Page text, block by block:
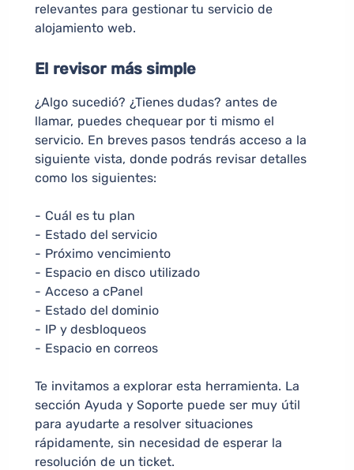
relevantes para gestionar tu servicio de
alojamiento web.
El revisor más simple
¿Algo sucedió? ¿Tienes dudas? antes de
llamar, puedes chequear por ti mismo el
servicio. En breves pasos tendrás acceso a la
siguiente vista, donde podrás revisar detalles
como los siguientes:
- Cuál es tu plan
- Estado del servicio
- Próximo vencimiento
- Espacio en disco utilizado
- Acceso a cPanel
- Estado del dominio
- IP y desbloqueos
- Espacio en correos
Te invitamos a explorar esta herramienta. La
sección Ayuda y Soporte puede ser muy útil
para ayudarte a resolver situaciones
rápidamente, sin necesidad de esperar la
resolución de un ticket.